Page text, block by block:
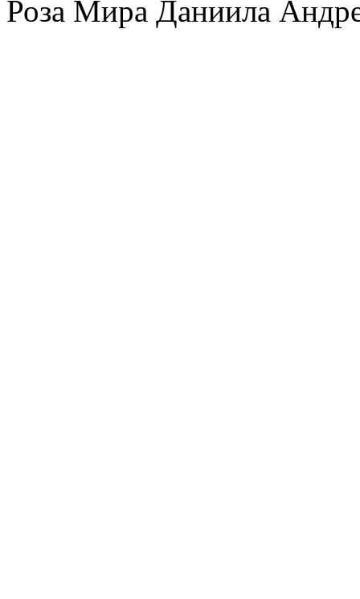
Роза Мира Даниила